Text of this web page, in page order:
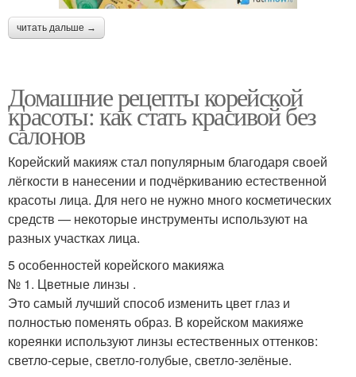
читать дальше →
Домашние рецепты корейской
красоты: как стать красивой без
салонов
Корейский макияж стал популярным благодаря своей
лёгкости в нанесении и подчёркиванию естественной
красоты лица. Для него не нужно много косметических
средств — некоторые инструменты используют на
разных участках лица.
5 особенностей корейского макияжа
№ 1. Цветные линзы .
Это самый лучший способ изменить цвет глаз и
полностью поменять образ. В корейском макияже
кореянки используют линзы естественных оттенков:
светло-серые, светло-голубые, светло-зелёные.